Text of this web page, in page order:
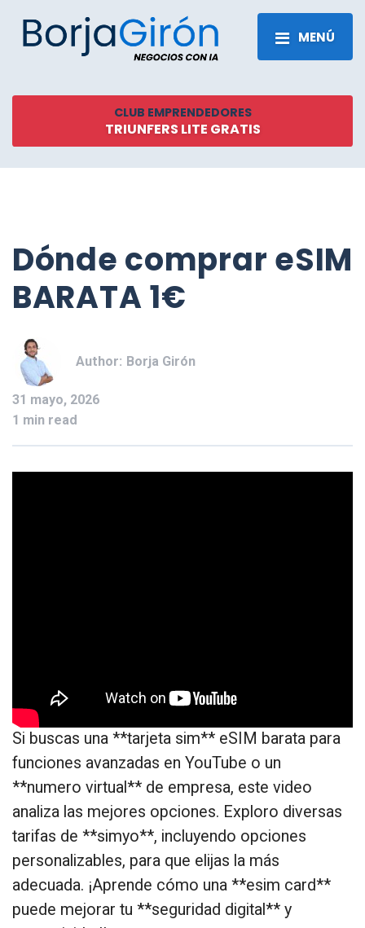
MENÚ
CLUB EMPRENDEDORES
TRIUNFERS LITE GRATIS
Dónde comprar eSIM
BARATA 1€
Author: Borja Girón
31 mayo, 2026
1 min read
Si buscas una **tarjeta sim** eSIM barata para
funciones avanzadas en YouTube o un
**numero virtual** de empresa, este video
analiza las mejores opciones. Exploro diversas
tarifas de **simyo**, incluyendo opciones
personalizables, para que elijas la más
adecuada. ¡Aprende cómo una **esim card**
puede mejorar tu **seguridad digital** y